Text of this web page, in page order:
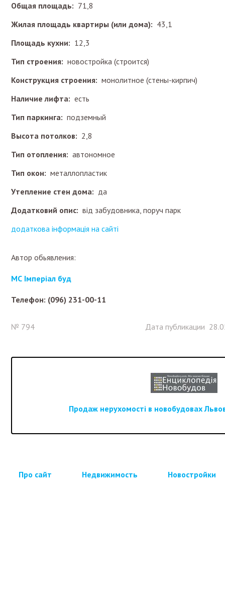
Общая площадь: 71,8
Жилая площадь квартиры (или дома): 43,1
Площадь кухни: 12,3
Тип строения: новостройка (строится)
Конструкция строения: монолитное (стены-кирпич)
Наличие лифта: есть
Тип паркинга: подземный
Высота потолков: 2,8
Тип отопления: автономное
Тип окон: металлопластик
Утепление стен дома: да
Додатковий опис: від забудовника, поруч парк
додаткова інформація на сайті
Автор обьявления:
МС Імперіал буд
Телефон: (096) 231-00-11
№ 794 Дата публикации
Продаж нерухомості в новобудовах
Про сайт Недвижимость Новостройки